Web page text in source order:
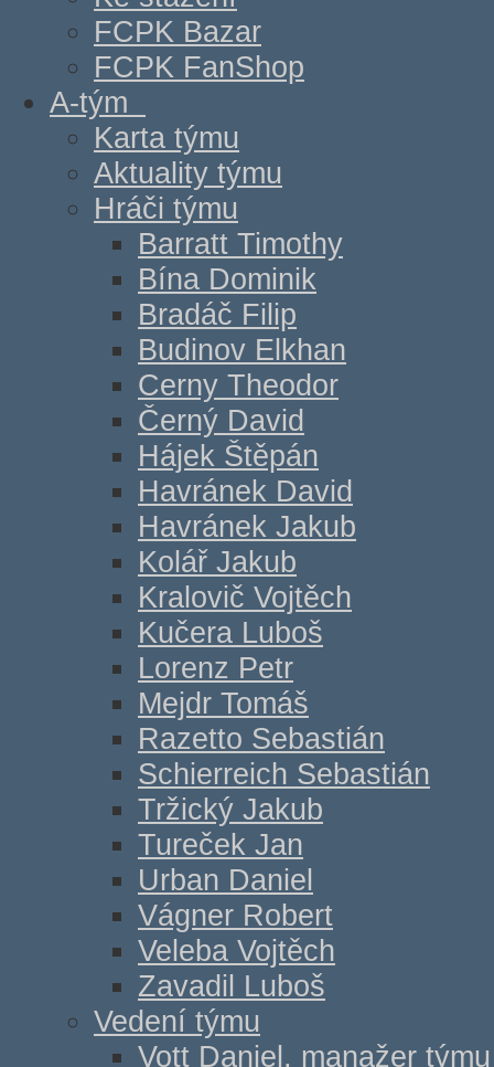
FCPK Bazar
FCPK FanShop
A-tým
Karta týmu
Aktuality týmu
Hráči týmu
Barratt Timothy
Bína Dominik
Bradáč Filip
Budinov Elkhan
Cerny Theodor
Černý David
Hájek Štěpán
Havránek David
Havránek Jakub
Kolář Jakub
Kralovič Vojtěch
Kučera Luboš
Lorenz Petr
Mejdr Tomáš
Razetto Sebastián
Schierreich Sebastián
Tržický Jakub
Tureček Jan
Urban Daniel
Vágner Robert
Veleba Vojtěch
Zavadil Luboš
Vedení týmu
Vott Daniel, manažer týmu